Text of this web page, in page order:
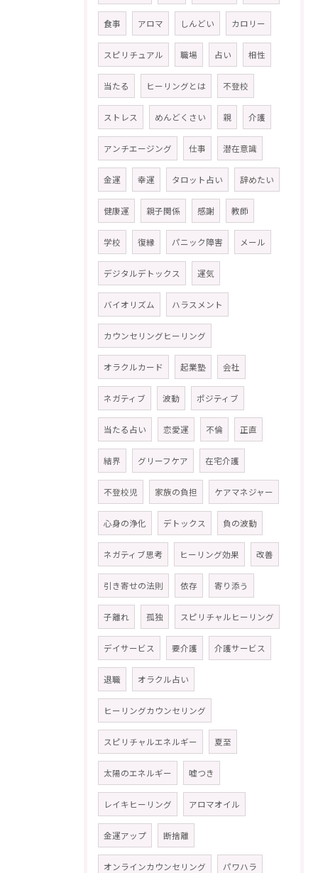
食事 アロマ しんどい カロリー
スピリチュアル 職場 占い 相性
当たる ヒーリングとは 不登校
ストレス めんどくさい 親 介護
アンチエージング 仕事 潜在意識
金運 幸運 タロット占い 辞めたい
健康運 親子関係 感謝 教師
学校 復縁 パニック障害 メール
デジタルデトックス 運気
バイオリズム ハラスメント
カウンセリングヒーリング
オラクルカード 起業塾 会社
ネガティブ 波動 ポジティブ
当たる占い 恋愛運 不倫 正直
結界 グリーフケア 在宅介護
不登校児 家族の負担 ケアマネジャー
心身の浄化 デトックス 負の波動
ネガティブ思考 ヒーリング効果 改善
引き寄せの法則 依存 寄り添う
子離れ 孤独 スピリチャルヒーリング
デイサービス 要介護 介護サービス
退職 オラクル占い
ヒーリングカウンセリング
スピリチャルエネルギー 夏至
太陽のエネルギー 嘘つき
レイキヒーリング アロマオイル
金運アップ 断捨離
オンラインカウンセリング パワハラ